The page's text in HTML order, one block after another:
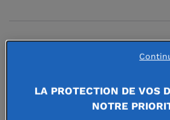
Pour un impact plus
concentrer la majeure
LA PROTECTION DE VOS
NOTRE